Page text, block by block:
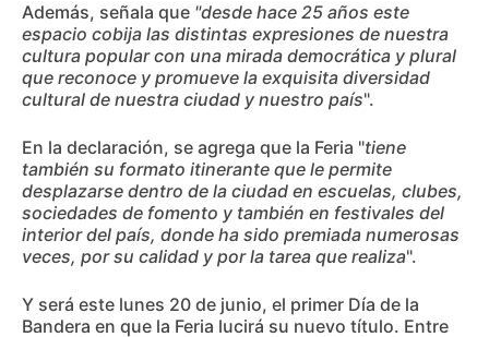
Además, señala que "desde hace 25 años este
espacio cobija las distintas expresiones de nuestra
cultura popular con una mirada democrática y plural
que reconoce y promueve la exquisita diversidad
cultural de nuestra ciudad y nuestro país".
En la declaración, se agrega que la Feria "tiene
también su formato itinerante que le permite
desplazarse dentro de la ciudad en escuelas, clubes,
sociedades de fomento y también en festivales del
interior del país, donde ha sido premiada numerosas
veces, por su calidad y por la tarea que realiza".
Y será este lunes 20 de junio, el primer Día de la
Bandera en que la Feria lucirá su nuevo título. Entre